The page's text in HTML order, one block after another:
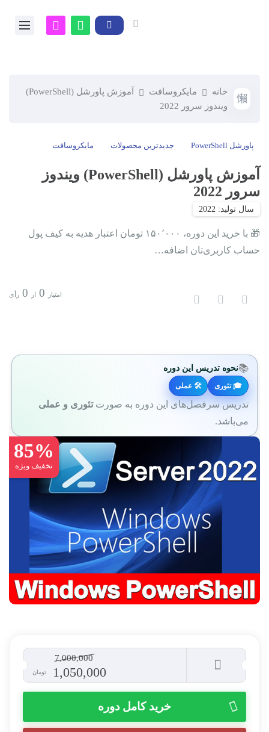
خانه مایکروسافت
آموزش پاورشل (PowerShell)
ویندوز سرور 2022
پاورشل PowerShell جدیدترین محصولات مایکروسافت
آموزش پاورشل (PowerShell) ویندوز
سرور 2022
🎁 با خرید این دوره، ۱۵۰٬۰۰۰ تومان اعتبار هدیه به کیف پول
حساب کاربری‌تان اضافه…
امتیاز 0 از 0 رأی
📚نحوه تدریس این دوره
🎓 تئوری 🛠 عملی
تدریس سرفصل‌های این دوره به صورتتئوری و عملی
می‌باشد.
85%
تخفیف ویژه
7,000,000
1,050,000 تومان
خرید کامل دوره